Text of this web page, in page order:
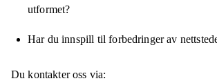
utformet?
Har du innspill til forbedringer av
Du kontakter oss via: